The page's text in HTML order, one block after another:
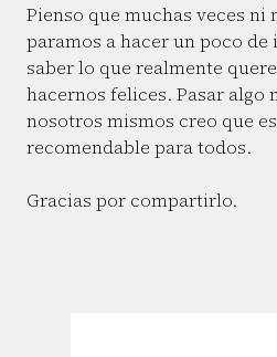
Pienso que muchas veces ni
paramos a hacer un poco
saber lo que realmente
hacernos felices. Pasar algo
nosotros mismos creo que
recomendable para todos.
Gracias por compartirlo.